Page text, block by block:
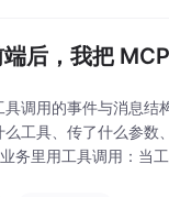
后，我把
具调用的事件与消息
么工具、传了什么参数
务里用工具调用：当